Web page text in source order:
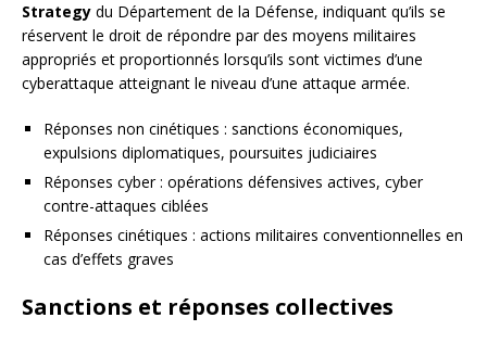
Strategy du Département de la Défense, indiquant qu’ils se
réservent le droit de répondre par des moyens militaires
appropriés et proportionnés lorsqu’ils sont victimes d’une
cyberattaque atteignant le niveau d’une attaque armée.
Réponses non cinétiques : sanctions économiques,
expulsions diplomatiques, poursuites judiciaires
Réponses cyber : opérations défensives actives, cyber
contre-attaques ciblées
Réponses cinétiques : actions militaires conventionnelles en
cas d’effets graves
Sanctions et réponses collectives